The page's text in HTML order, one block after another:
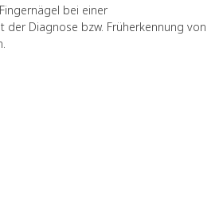
bei einer
der Diagnose bzw. Früherkennung von